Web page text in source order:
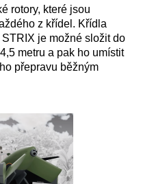
rotory, které jsou
z křídel. Křídla
je možné složit do
metru a pak ho umístit
přepravu běžným